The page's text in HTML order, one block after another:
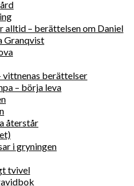
alltid – berättelsen om Daniel
Granqvist
vittnenas berättelser
– börja leva
återstår
i gryningen
tvivel